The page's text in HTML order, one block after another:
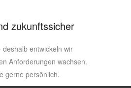
zukunftssicher
entwickeln wir
Anforderungen wachsen.
gerne persönlich.